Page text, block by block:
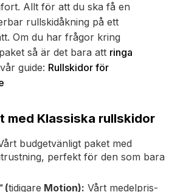
Allt för att du ska få en
rullskidåkning på ett
Om du har frågor kring
så är det bara att ringa
guide: Rullskidor för
med Klassiska rullskidor
budgetvänligt paket med
perfekt för den som bara
(tidigare Motion): Vårt medelpris-